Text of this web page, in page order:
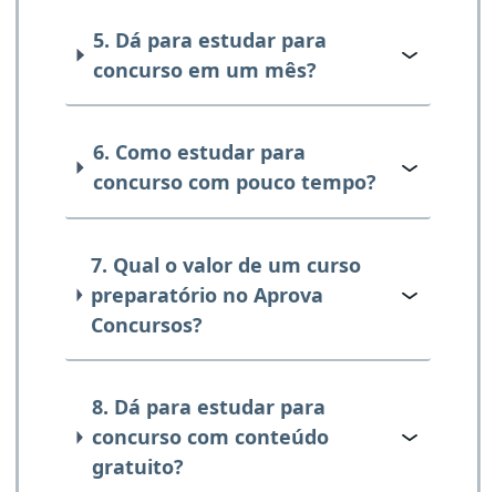
5. Dá para estudar para
concurso em um mês?
6. Como estudar para
concurso com pouco tempo?
7. Qual o valor de um curso
preparatório no Aprova
Concursos?
8. Dá para estudar para
concurso com conteúdo
gratuito?